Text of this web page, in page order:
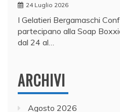
24 Luglio 2026
I Gelatieri Bergamaschi
partecipano alla Soap
dal 24 al…
ARCHIVI
Agosto 2026